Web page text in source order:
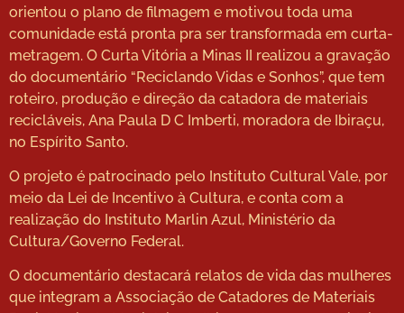
orientou o plano de filmagem e motivou toda uma
comunidade está pronta pra ser transformada em curta-
metragem. O Curta Vitória a Minas II realizou a gravação
do documentário “Reciclando Vidas e Sonhos”, que tem
roteiro, produção e direção da catadora de materiais
recicláveis, Ana Paula D C Imberti, moradora de Ibiraçu,
no Espírito Santo.
O projeto é patrocinado pelo Instituto Cultural Vale, por
meio da Lei de Incentivo à Cultura, e conta com a
realização do Instituto Marlin Azul, Ministério da
Cultura/Governo Federal.
O documentário destacará relatos de vida das mulheres
que integram a Associação de Catadores de Materiais